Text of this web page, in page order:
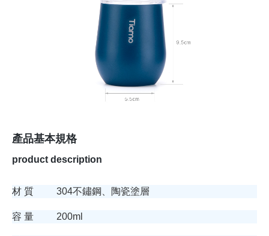
產品基本規格
product description
材 質 304不鏽鋼、陶瓷塗層
容 量 200ml